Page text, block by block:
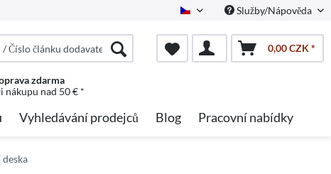
Czech Služby/Nápověda
0,00 CZK *
zdarma
nákupu nad 50 € *
Vyhledávání prodejců Blog Pracovní nabídky